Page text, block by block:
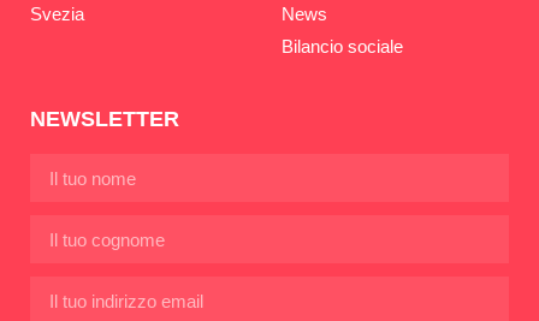
Svezia
News
Bilancio sociale
NEWSLETTER